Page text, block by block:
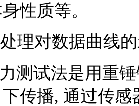
性质等。
理对数据曲线
测试法是用重
传播, 通过传